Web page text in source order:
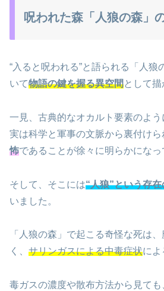
呪われた森「人狼の森」
“入ると呪われる”と語られる「人狼
いて物語の鍵を握る異空間として描
一見、古典的なオカルト要素のよう
実は科学と軍事の文脈から裏付けら
怖であることが徐々に明らかになっ
そして、そこには“人狼”という存
いました。
「人狼の森」で起こる奇怪な死は
く、 サリンガスによる中毒症状によ
毒ガスの濃度や散布方法から見て